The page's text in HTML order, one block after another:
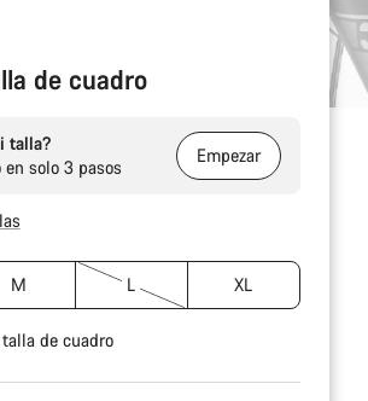
de cuadro
talla?
en solo 3 pasos
Empezar
M L XL
talla de cuadro